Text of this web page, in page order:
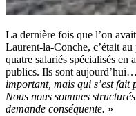
La dernière fois que l’on
Laurent-la-Conche, c’était
quatre salariés spécialisés en
publics. Ils sont
important, mais qui s’est fait
Nous nous sommes
demande conséquente. »